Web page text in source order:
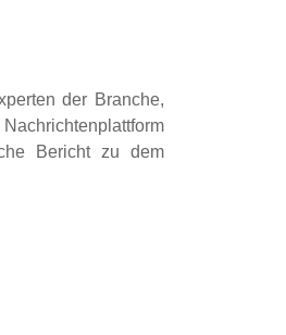
der Branche,
Bericht zu dem